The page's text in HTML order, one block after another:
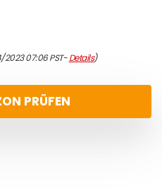
07:06 PST-Details)
PRÜFEN